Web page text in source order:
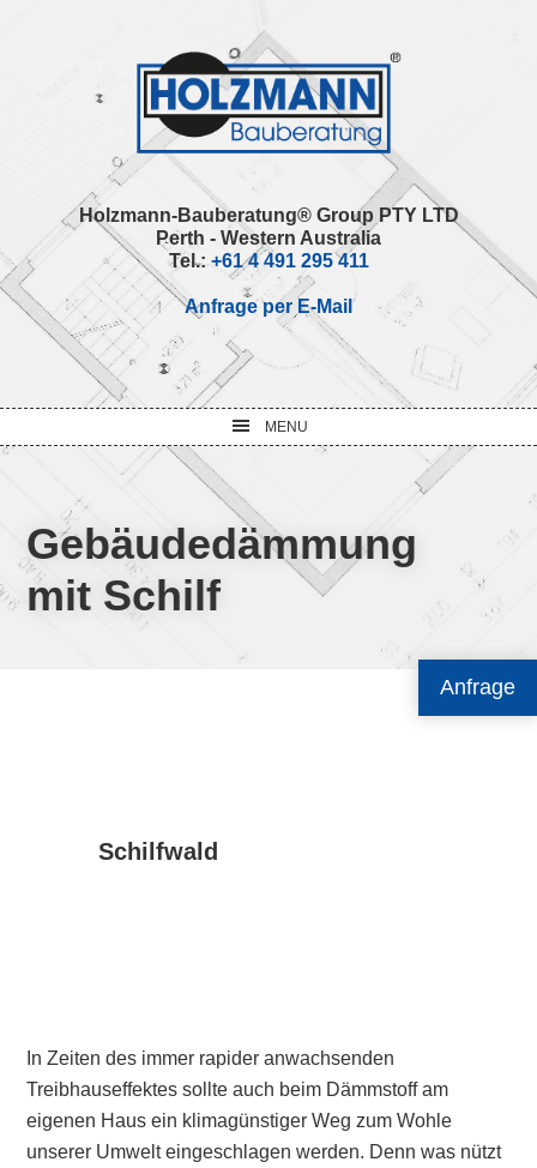
Anfrage
Holzmann-Bauberatung® Group PTY LTD
Perth - Western Australia
Tel.: +61 4 491 295 411
Anfrage per E-Mail
MENU
Gebäudedämmung
mit Schilf
Schilfwald
In Zeiten des immer rapider anwachsenden
Treibhauseffektes sollte auch beim Dämmstoff am
eigenen Haus ein klimagünstiger Weg zum Wohle
unserer Umwelt eingeschlagen werden. Denn was nützt